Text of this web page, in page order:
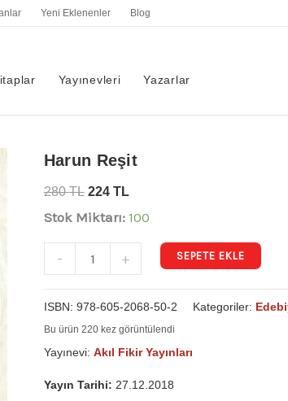
Yeni Eklenenler Blog
Yayınevleri Yazarlar
Harun Reşit
280TL 224 TL
Stok Miktarı: 100
-
Harun
+ SEPETE EKLE
ISBN: 978-605-2068-50-2 Kategoriler:
Bu ürün 220 kez görüntülendi
Yayınevi: Akıl Fikir Yayınları
Yayın Tarihi: 27.12.2018